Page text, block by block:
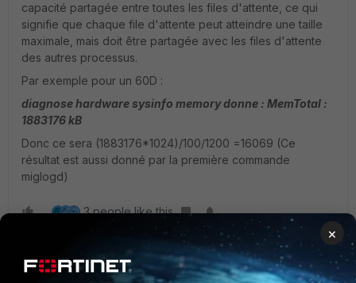
capacité partagée entre toutes les files d'attente, ce qui
signifie que chaque file d'attente peut atteindre une taille
maximale, mais doit être partagée avec les files d'attente
des autres processus.
Par exemple pour un 60D :
diagnose hardware sysinfo memory donne : MemTotal :
1883176 kB
Donc ce sera (1883176*1024)/100/1200 =16069 (Ce
résultat est aussi donné par la première commande
miglogd)
3 people like this
×